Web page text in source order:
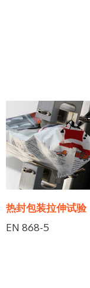
热封包装拉伸试验
EN 868-5